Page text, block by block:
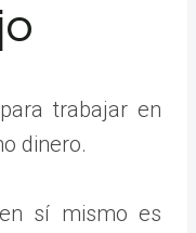
trabajar en
dinero.
sí mismo es